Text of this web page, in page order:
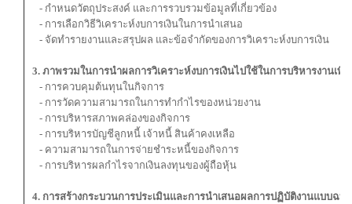
- กำหนดวัตถุประสงค์ และการรวบรวมข้อมูลที่เกี่ยวข้อง
- การเลือกวิธีวิเคราะห์งบการเงินในการนำเสนอ
- จัดทำรายงานและสรุปผล และข้อจํากัดของการวิเคราะห์งบการเงิน
3. ภาพรวมในการนําผลการวิเคราะห์งบการเงินไปใช้ในการบริหารงานเพื่
- การควบคุมต้นทุนในกิจการ
- การวัดความสามารถในการทำกําไรของหน่วยงาน
- การบริหารสภาพคล่องของกิจการ
- การบริหารบัญชีลูกหนี้ เจ้าหนี้ สินค้าคงเหลือ
- ความสามารถในการจ่ายชําระหนี้ของกิจการ
- การบริหารผลกําไรจากเงินลงทุนของผู้ถือหุ้น
4. การสร้างกระบวนการประเมินและการนำเสนอผลการปฏิบัติงานแบบฉบั